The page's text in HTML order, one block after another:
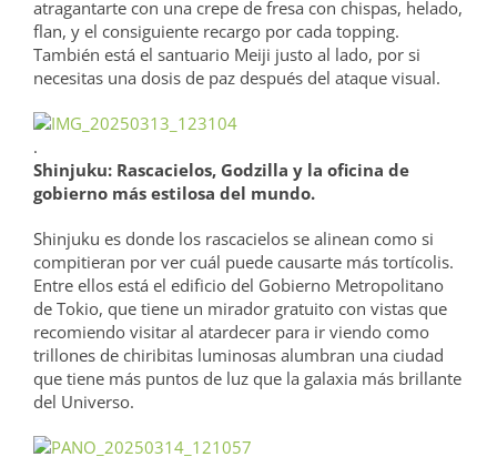
atragantarte con una crepe de fresa con chispas, helado,
flan, y el consiguiente recargo por cada topping.
También está el santuario Meiji justo al lado, por si
necesitas una dosis de paz después del ataque visual.
.
Shinjuku: Rascacielos, Godzilla y la oficina de
gobierno más estilosa del mundo.
Shinjuku es donde los rascacielos se alinean como si
compitieran por ver cuál puede causarte más tortícolis.
Entre ellos está el edificio del Gobierno Metropolitano
de Tokio, que tiene un mirador gratuito con vistas que
recomiendo visitar al atardecer para ir viendo como
trillones de chiribitas luminosas alumbran una ciudad
que tiene más puntos de luz que la galaxia más brillante
del Universo.